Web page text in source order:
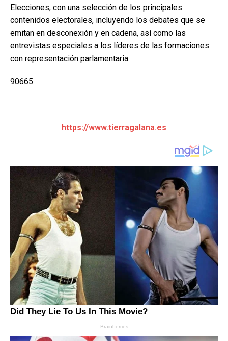
Elecciones, con una selección de los principales
contenidos electorales, incluyendo los debates que se
emitan en desconexión y en cadena, así como las
entrevistas especiales a los líderes de las formaciones
con representación parlamentaria.
90665
https://www.tierragalana.es